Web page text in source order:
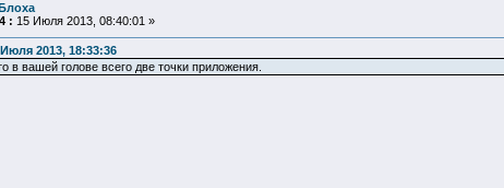
: 15 Июля 2013, 08:40:01 »
2013, 18:33:36
в вашей голове всего две точки приложения.